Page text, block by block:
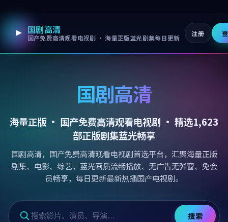
跳过导航，进入正文
国剧高清
国产免费高清观看电视剧 · 海量正版蓝光剧集每日更新
注册
国剧高清
海量正版 · 国产免费高清观看电视剧 · 精选1,623
部正版剧集蓝光畅享
国剧高清，国产免费高清观看电视剧首选平台，汇聚海量正版
剧集、电影、综艺，蓝光画质流畅播放、无广告无弹窗、免会
员畅享，每日更新最新热播国产电视剧。
搜索